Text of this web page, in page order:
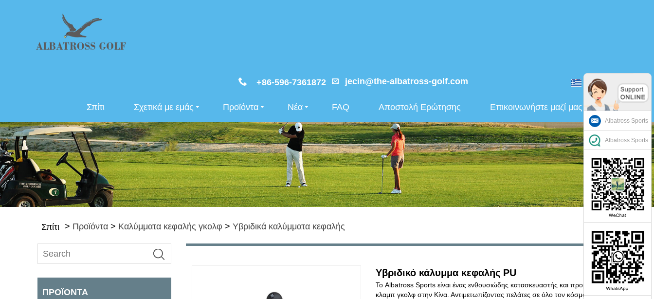
+86-596-7361872 jecin@the-albatross-golf.com ελληνικά
Σπίτι Σχετικά με εμάς Προϊόντα Νέα FAQ Αποστολή Ερώτησης Επικοινωνήστε μαζί μας
Σπίτι > Προϊόντα > Καλύμματα κεφαλής γκολφ > Υβριδικά καλύμματα κεφαλής
ΠΡΟΪΌΝΤΑ
Υβριδικό κάλυμμα κεφαλής PU
Το Albatross Sports είναι ένας ενθουσιώδης κατασκευαστής και προμηθευτής
κλαμπ γκολφ στην Κίνα. Αντιμετωπίζοντας πελάτες σε όλο τον κόσμο,
Albatross Sports
Albatross Sports